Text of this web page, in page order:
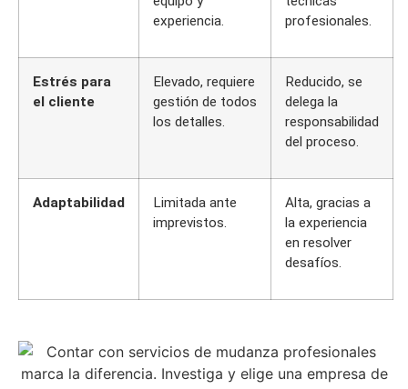
experiencia.
profesionales.
Estrés para
el cliente
Elevado, requiere
gestión de todos
los detalles.
Reducido, se
delega la
responsabilidad
del proceso.
Adaptabilidad
Limitada ante
imprevistos.
Alta, gracias a
la experiencia
en resolver
desafíos.